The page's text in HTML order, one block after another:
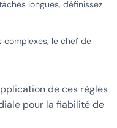
longues, définissez
complexes, le chef de
de ces règles
pour la fiabilité de